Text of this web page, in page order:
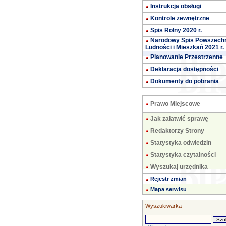
Instrukcja obsługi
Kontrole zewnętrzne
Spis Rolny 2020 r.
Narodowy Spis
Ludności i Mieszkań 2021 r.
Planowanie Przestrzenne
Deklaracja dostępności
Dokumenty do pobrania
Prawo Miejscowe
Jak załatwić sprawę
Redaktorzy Strony
Statystyka odwiedzin
Statystyka czytalności
Wyszukaj urzędnika
Rejestr zmian
Mapa serwisu
Wyszukiwarka